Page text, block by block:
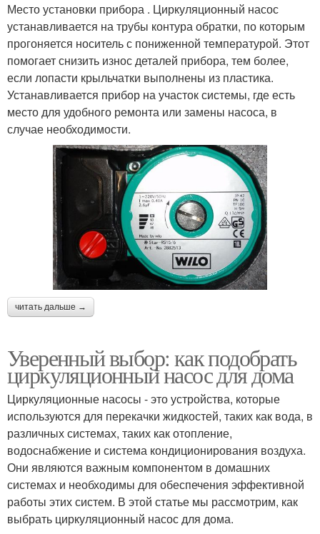
Место установки прибора . Циркуляционный насос
устанавливается на трубы контура обратки, по которым
прогоняется носитель с пониженной температурой. Этот
помогает снизить износ деталей прибора, тем более,
если лопасти крыльчатки выполнены из пластика.
Устанавливается прибор на участок системы, где есть
место для удобного ремонта или замены насоса, в
случае необходимости.
читать дальше →
Уверенный выбор: как подобрать
циркуляционный насос для дома
Циркуляционные насосы - это устройства, которые
используются для перекачки жидкостей, таких как вода, в
различных системах, таких как отопление,
водоснабжение и система кондиционирования воздуха.
Они являются важным компонентом в домашних
системах и необходимы для обеспечения эффективной
работы этих систем. В этой статье мы рассмотрим, как
выбрать циркуляционный насос для дома.